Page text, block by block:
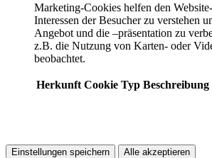
Marketing-Cookies helfen den
Interessen der Besucher zu verstehen
Angebot und die –präsentation zu
z.B. die Nutzung von Karten- oder
beobachtet.
Herkunft Cookie Typ Beschreibung
Einstellungen speichern Alle akzeptieren